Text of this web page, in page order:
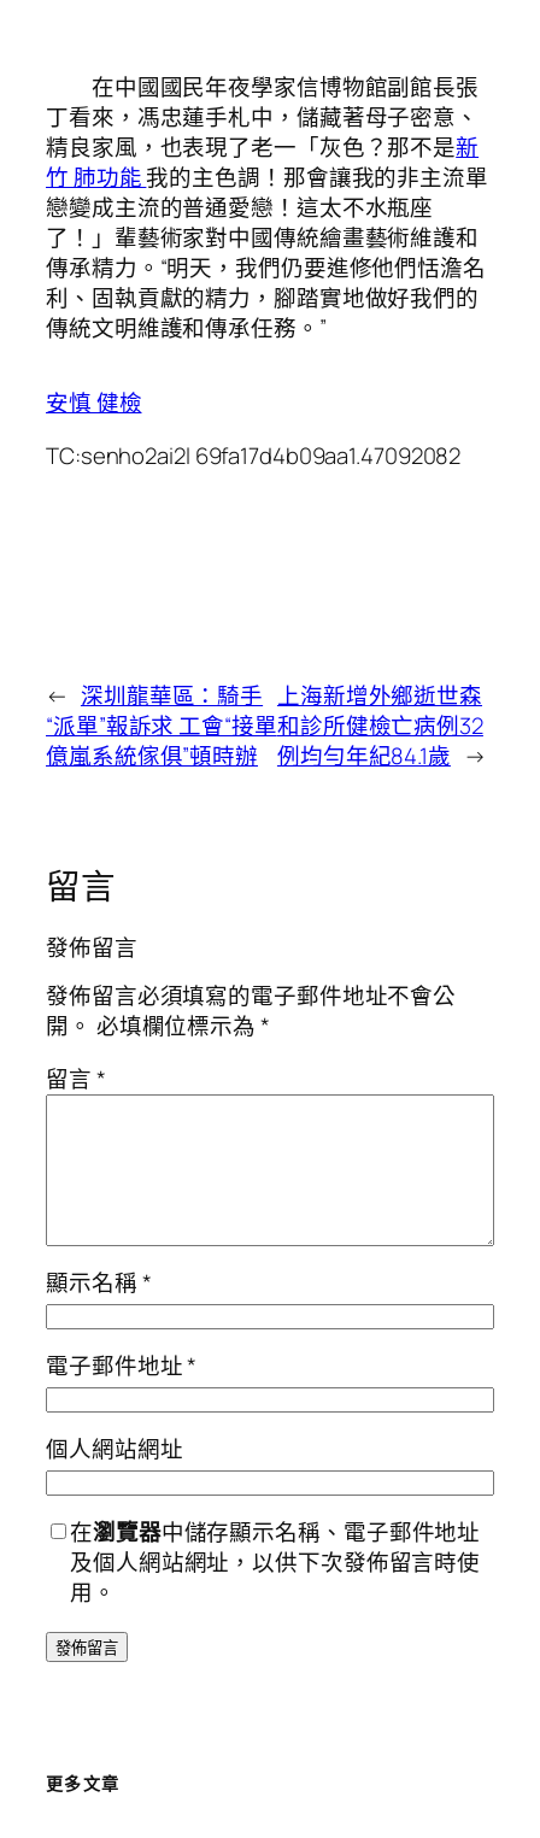
在中國國民年夜學家信博物館副館長張
丁看來，馮忠蓮手札中，儲藏著母子密意、
精良家風，也表現了老一「灰色？那不是新
竹 肺功能我的主色調！那會讓我的非主流單
戀變成主流的普通愛戀！這太不水瓶座
了！」輩藝術家對中國傳統繪畫藝術維護和
傳承精力。“明天，我們仍要進修他們恬澹名
利、固執貢獻的精力，腳踏實地做好我們的
傳統文明維護和傳承任務。”
安慎 健檢
TC:senho2ai2l 69fa17d4b09aa1.47092082
← 深圳龍華區：騎手
“派單”報訴求 工會“接單
億嵐系統傢俱”頓時辦
上海新增外鄉逝世森
和診所健檢亡病例32
例均勻年紀84.1歲 →
留言
發佈留言
發佈留言必須填寫的電子郵件地址不會公
開。 必填欄位標示為*
留言*
顯示名稱*
電子郵件地址*
個人網站網址
在瀏覽器中儲存顯示名稱、電子郵件地址
及個人網站網址，以供下次發佈留言時使
用。
更多文章